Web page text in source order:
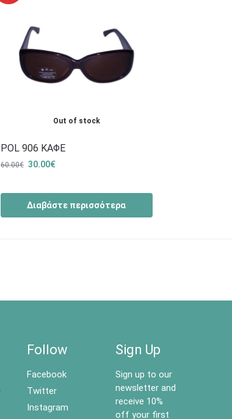
Out of stock
POL 906 ΚΑΦΕ
60.00€ 30.00€
Διαβάστε περισσότερα
Follow
Facebook
Twitter
Instagram
Sign Up
Sign up to our
newsletter and
receive 10%
off your first